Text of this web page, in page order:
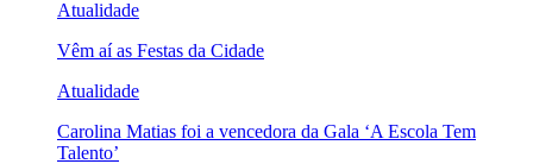
Atualidade
Vêm aí as Festas da Cidade
Atualidade
Carolina Matias foi a vencedora da Gala ‘A Escola Tem
Talento’